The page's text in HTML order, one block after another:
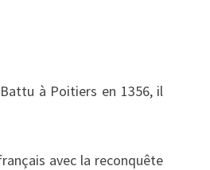
à Poitiers en 1356, il
avec la reconquête